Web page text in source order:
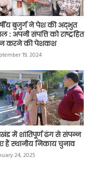
बुजुर्ग ने पेश की अद्भुत
: अपनी संपत्ति को राष्ट्रहित
करने की पेशकश
19, 2024
में शांतिपूर्ण ढंग से संपन्न
हैं स्थानीय निकाय चुनाव
24, 2025